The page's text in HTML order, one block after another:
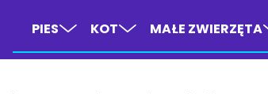
PIES KOT MAŁE ZWIERZĘTA